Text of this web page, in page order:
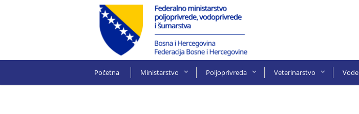
Početna Ministarstvo Poljoprivreda Veterinarstvo Vode